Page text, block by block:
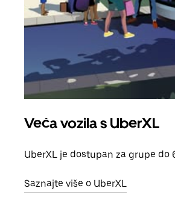
Veća vozila s UberXL
UberXL je dostupan za grupe do
Saznajte više o UberXL